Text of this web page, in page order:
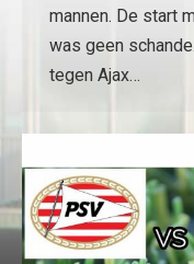
mannen. De start
was geen
tegen Ajax…